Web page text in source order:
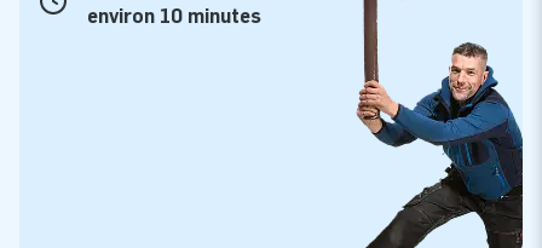
environ 10 minutes